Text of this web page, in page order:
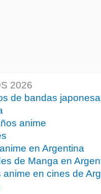
2026
de bandas
anime
en Argentina
de Manga en
anime en cines de